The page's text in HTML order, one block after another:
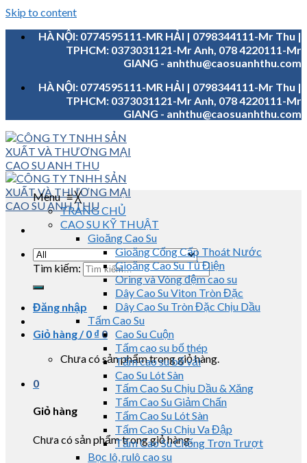
Skip to content
HÀ NỘI: 0774595111-MR HẢI | 0798344111-Mr Thu |
TPHCM: 0373031121-Mr Anh, 078 4220111-Mr
GIANG - anhthu@caosuanhthu.com
HÀ NỘI: 0774595111-MR HẢI | 0798344111-Mr Thu |
TPHCM: 0373031121-Mr Anh, 078 4220111-Mr
GIANG - anhthu@caosuanhthu.com
Tìm kiếm:
Đăng nhập
Giỏ hàng /0 ₫ 0
Chưa có sản phẩm trong giỏ hàng.
0
Giỏ hàng
Chưa có sản phẩm trong giỏ hàng.
Menu≡╳
TRANG CHỦ
CAO SU KỸ THUẬT
Gioăng Cao Su
Gioăng Cống Cấp Thoát Nước
Gioăng Cao Su Tủ Điện
Oring và Vòng đệm cao su
Dây Cao Su Viton Tròn Đặc
Dây Cao Su Tròn Đặc Chịu Dầu
Tấm Cao Su
Cao Su Cuộn
Tấm cao su bố thép
Tấm cao su bố vải
Cao Su Lót Sàn
Tấm Cao Su Chịu Dầu & Xăng
Tấm Cao Su Giảm Chấn
Tấm Cao Su Lót Sàn
Tấm Cao Su Chịu Va Đập
Tấm Cao Su Chống Trơn Trượt
Bọc lô, rulô cao su